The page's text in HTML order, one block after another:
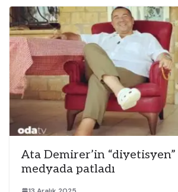
Ata Demirer’in
medyada patladı